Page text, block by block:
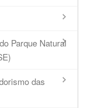
Parque Natural
das